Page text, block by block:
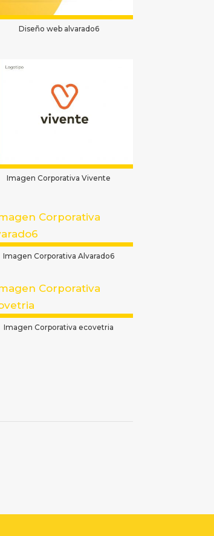
Diseño web alvarado6
Imagen Corporativa Vivente
Imagen Corporativa Alvarado6
Imagen Corporativa ecovetria